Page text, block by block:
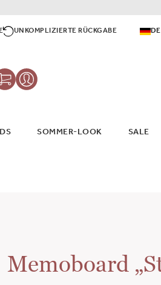
UNKOMPLIZIERTE RÜCKGABE
SOMMER-LOOK SALE
Memoboard